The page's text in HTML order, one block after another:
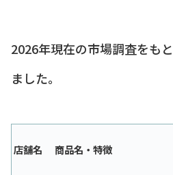
2026年現在の市場調査をも
ました。
店舗名 商品名・特徴